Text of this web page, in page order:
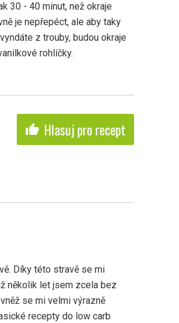
30 - 40 minut, než okraje
je nepřepéct, ale aby taky
z trouby, budou okraje
rohlíčky.
thumb_up Hlasuj pro recept
Díky této stravě se mi
několik let jsem zcela bez
se mi velmi výrazně
recepty do low carb